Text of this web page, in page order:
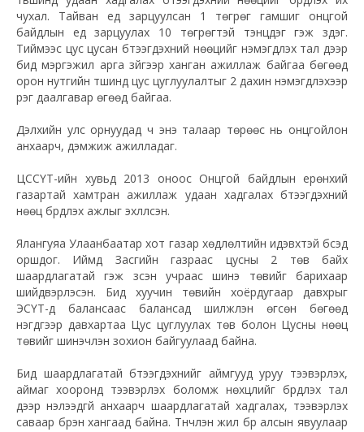
чухал. Тайван үед зарцуулсан 1 төгрөг гамшиг онцгой
байдлын үед зарцуулах 10 төгрөгтэй тэнцдэг гэж үздэг.
Тиймээс цус цусан бүтээгдэхүүний нөөцийг нэмэгдүүлэх тал дээр
бид мэргэжил арга зүйгээр ханган ажиллаж байгаа бөгөөд
орон нутгийн түшинд цус цуглуулалтыг 2 дахин нэмэгдүүлэхээр
үүрэг даалгавар өгөөд байгаа.
Дэлхийн улс орнуудад ч энэ талаар төрөөс нь онцгойлон
анхаарч, дэмжиж ажилладаг.
ЦССҮТ-ийн хувьд 2013 оноос Онцгой байдлын ерөнхий
газартай хамтран ажиллаж удаан хадгалах бүтээгдэхүүний
нөөц бүрдүүлэх ажлыг эхлүүлсэн.
Ялангуяа Улаанбаатар хот газар хөдлөлтийн идэвхтэй бүсэд
оршдог. Иймд Засгийн газраас цусны 2 төв байх
шаардлагатай гэж үзсэн учраас шинэ төвийг барихаар
шийдвэрлэсэн. Бид хуучин төвийн хоёрдугаар давхрыг
ЭСҮТ-д балансаас балансад шилжүүлэн өгсөн бөгөөд
нэгдүгээр давхартаа Цус цуглуулах төв болон Цусны нөөц
төвийг шинэчлэн зохион байгуулаад байна.
Бид шаардлагатай бүтээгдэхүүнийг аймгууд уруу тээвэрлэх,
аймаг хооронд тээвэрлэх боломж нөхцлийг бүрдүүлэх тал
дээр нэлээдгүй анхаарч шаардлагатай хадгалах, тээвэрлэх
саваар бүрэн хангаад байна. Түүнчлэн жил бүр алсын явуулаар